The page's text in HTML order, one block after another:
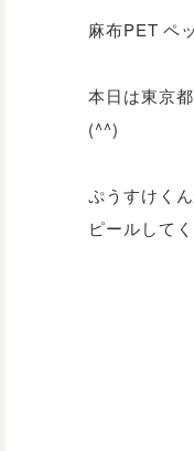
麻布PET ペ
本日は東京
(^^)
ぷうすけく
ピールして